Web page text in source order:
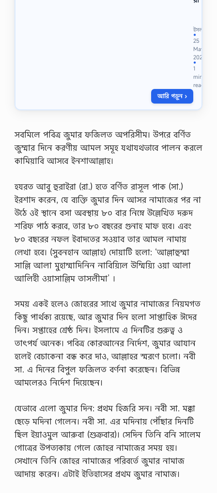
বা
নি
র
প
শু
জ
বা
ই
দো
নি
র
য়
ম
,
বা
নি
র
ই
য়ে
র
য়
ইসলাম
●
25
May
2026
●
1
min
read
আরি পড়ুন ›
সবমিলে পবিত্র জুমার ফজিলত অপরিসীম। উপরে বর্ণিত
জুম্মার দিনে করণীয় আমল সমূহ যথাযথভাবে পালন করলে
কামিয়াবি আসবে ইনশাআল্লাহ।
হযরত আবু হুরাইরা (রা.) হতে বর্ণিত রাসূল পাক (সা.)
ইরশাদ করেন, যে ব্যক্তি জুমার দিন আসর নামাজের পর না
উঠে ওই স্থানে বসা অবস্থায় ৮০ বার নিম্নে উল্লেখিত দরুদ
শরিফ পাঠ করবে, তার ৮০ বছরের গুনাহ মাফ হবে। এবং
৮০ বছরের নফল ইবাদতের সওয়াব তার আমল নামায়
লেখা হবে। (সুবনহান আল্লাহ) দোয়াটি হলো: ‘আল্লাহুম্মা
সাল্লি আলা মুহাম্মাদিনিন নাবিয়্যিল উম্মিয়্যি ওয়া আলা
আলিহী ওয়াসাল্লিম তাসলীমা’ ।
সময় একই হলেও জোহরের সাথে জুমার নামাজের নিয়মগত
কিছু পার্থক্য রয়েছে, আর জুমার দিন হলো সাপ্তাহিক ঈদের
দিন। সপ্তাহের শ্রেষ্ঠ দিন। ইসলামে এ দিনটির গুরুত্ব ও
তাৎপর্য অনেক। পবিত্র কোরআনের নির্দেশ, জুমার আযান
হলেই বেচাকেনা বন্ধ করে দাও, আল্লাহর স্মরণে চলো। নবী
সা. এ দিনের বিপুল ফজিলত বর্ণনা করেছেন। বিভিন্ন
আমলেরও নির্দেশ দিয়েছেন।
যেভাবে এলো জুমার দিন: প্রথম হিজরি সন। নবী সা. মক্কা
ছেড়ে মদিনা গেলেন। নবী সা. এর মদিনায় পৌঁছার দিনটি
ছিল ইয়াওমুল আরুবা (শুক্রবার)। সেদিন তিনি বনি সালেম
গোত্রের উপত্যকায় গেলে জোহর নামাজের সময় হয়।
সেখানে তিনি জোহর নামাজের পরিবর্তে জুমার নামাজ
আদায় করেন। এটাই ইতিহাসের প্রথম জুমার নামাজ।